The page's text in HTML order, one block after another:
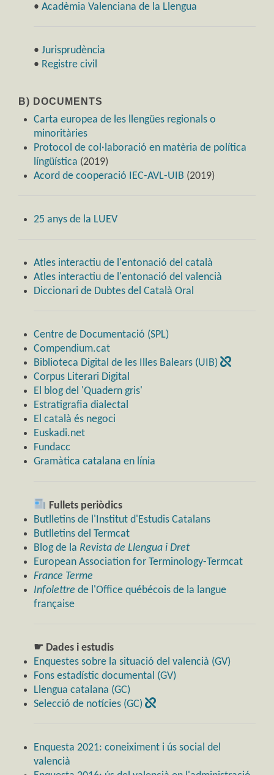
• Acadèmia Valenciana de la Llengua
• Jurisprudència
• Registre civil
B) DOCUMENTS
Carta europea de les llengües regionals o
minoritàries
Protocol de col·laboració en matèria de política
língüística (2019)
Acord de cooperació IEC-AVL-UIB (2019)
25 anys de la LUEV
Atles interactiu de l'entonació del català
Atles interactiu de l'entonació del valencià
Diccionari de Dubtes del Català Oral
Centre de Documentació (SPL)
Compendium.cat
Biblioteca Digital de les Illes Balears (UIB)
Corpus Literari Digital
El blog del 'Quadern gris'
Estratigrafia dialectal
El català és negoci
Euskadi.net
Fundacc
Gramàtica catalana en línia
Fullets periòdics
Butlletins de l'Institut d'Estudis Catalans
Butlletins del Termcat
Blog de la Revista de Llengua i Dret
European Association for Terminology-Termcat
France Terme
Infolettre de l'Office québécois de la langue
française
☛ Dades i estudis
Enquestes sobre la situació del valencià (GV)
Fons estadístic documental (GV)
Llengua catalana (GC)
Selecció de notícies (GC)
Enquesta 2021: coneiximent i ús social del
valencià